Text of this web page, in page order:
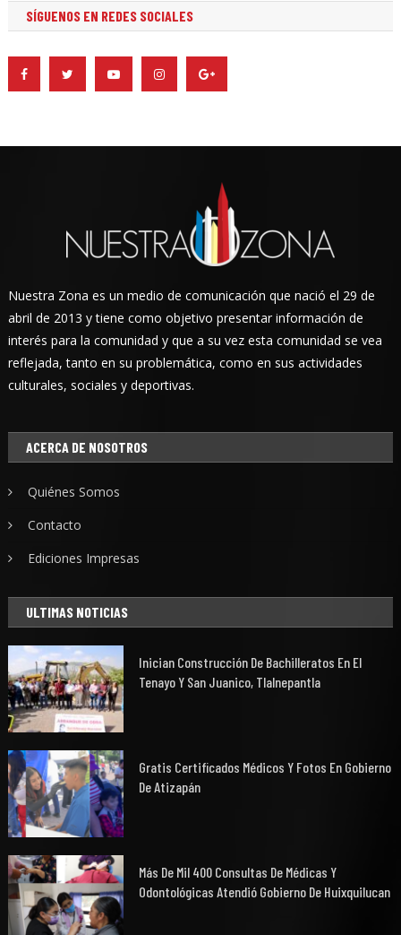
SÍGUENOS EN REDES SOCIALES
Nuestra Zona es un medio de comunicación que nació el 29 de
abril de 2013 y tiene como objetivo presentar información de
interés para la comunidad y que a su vez esta comunidad se vea
reflejada, tanto en su problemática, como en sus actividades
culturales, sociales y deportivas.
ACERCA DE NOSOTROS
Quiénes Somos
Contacto
Ediciones Impresas
ULTIMAS NOTICIAS
Inician Construcción De Bachilleratos En El
Tenayo Y San Juanico, Tlalnepantla
Gratis Certificados Médicos Y Fotos En Gobierno
De Atizapán
Más De Mil 400 Consultas De Médicas Y
Odontológicas Atendió Gobierno De Huixquilucan